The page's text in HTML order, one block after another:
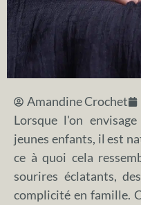
Amandine Crochet
Lorsque l'on
jeunes enfants, il est
ce à quoi cela
sourires éclatants,
complicité en famille.